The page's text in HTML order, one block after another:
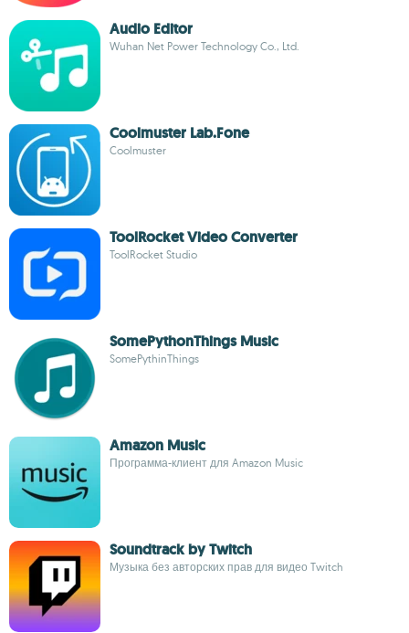
Audio Editor
Wuhan Net Power Technology Co., Ltd.
Coolmuster Lab.Fone
Coolmuster
ToolRocket Video Converter
ToolRocket Studio
SomePythonThings Music
SomePythinThings
Amazon Music
Программа-клиент для Amazon Music
Soundtrack by Twitch
Музыка без авторских прав для видео Twitch